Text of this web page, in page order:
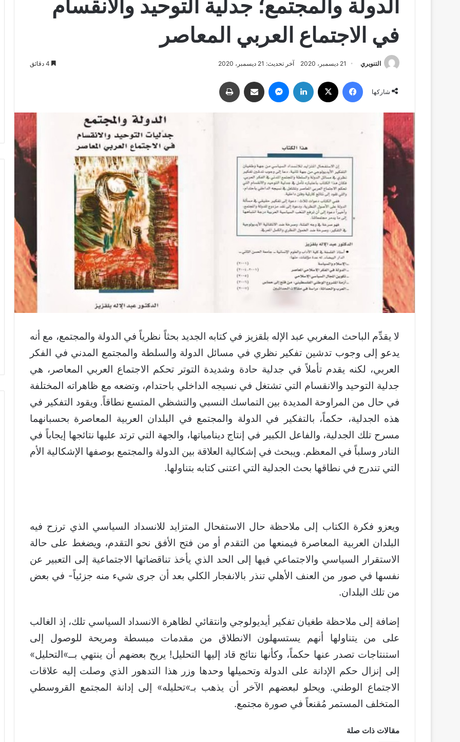
الدولة والمجتمع؛ جدلية التوحيد والانقسام
في الاجتماع العربي المعاصر
التنويري 21 ديسمبر، 2020 آخر تحديث: 21 ديسمبر، 2020
شاركها
لا يقدِّم الباحث المغربي عبد الإله بلقزيز في كتابه الجديد بحثاً نظرياً في الدولة والمجتمع، مع أنه
يدعو إلى وجوب تدشين تفكير نظري في مسائل الدولة والسلطة والمجتمع المدني في الفكر
العربي، لكنه يقدم تأملاً في جدلية حادة وشديدة التوتر تحكم الاجتماع العربي المعاصر، هي
جدلية التوحيد والانقسام التي تشتغل في نسيجه الداخلي باحتدام، وتضعه مع ظاهراته المختلفة
في حال من المراوحة المديدة بين التماسك النسبي والتشظي المتسع نطاقاً. ويقود التفكير في
هذه الجدلية، حكماً، بالتفكير في الدولة والمجتمع في البلدان العربية المعاصرة بحسبانهما
مسرح تلك الجدلية، والفاعل الكبير في إنتاج دينامياتها، والجهة التي ترتد عليها نتائجها إيجاباً في
النادر وسلباً في المعظم. ويبحث في إشكالية العلاقة بين الدولة والمجتمع بوصفها الإشكالية الأم
التي تندرج في نطاقها بحث الجدلية التي اعتنى كتابه بتناولها.
ويعزو فكرة الكتاب إلى ملاحظة حال الاستفحال المتزايد للانسداد السياسي الذي ترزح فيه
البلدان العربية المعاصرة فيمنعها من التقدم أو من فتح الأفق نحو التقدم، ويضغط على حالة
الاستقرار السياسي والاجتماعي فيها إلى الحد الذي يأخذ تناقضاتها الاجتماعية إلى التعبير عن
نفسها في صور من العنف الأهلي تنذر بالانفجار الكلي بعد أن جرى شيء منه جزئياً- في بعض
من تلك البلدان.
إضافة إلى ملاحظة طغيان تفكير أيديولوجي وانتقائي لظاهرة الانسداد السياسي تلك، إذ الغالب
على من يتناولها أنهم يستسهلون الانطلاق من مقدمات مبسطة ومريحة للوصول إلى
استنتاجات تصدر عنها حكماً، وكأنها نتائج قاد إليها التحليل! يريح بعضهم أن ينتهي بــ»التحليل»
إلى إنزال حكم الإدانة على الدولة وتحميلها وحدها وزر هذا التدهور الذي وصلت إليه علاقات
الاجتماع الوطني. ويحلو لبعضهم الآخر أن يذهب بـ»تحليله» إلى إدانة المجتمع القروسطي
المتخلف المستمر مُقنعاً في صورة مجتمع.
مقالات ذات صلة